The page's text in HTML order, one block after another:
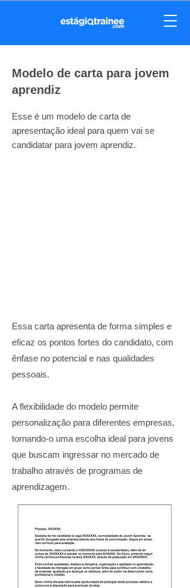
Modelo de carta para jovem
aprendiz
Esse é um modelo de carta de
apresentação ideal para quem vai se
candidatar para jovem aprendiz.
Essa carta apresenta de forma simples e
eficaz os pontos fortes do candidato, com
ênfase no potencial e nas qualidades
pessoais.
A flexibilidade do modelo permite
personalização para diferentes empresas,
tornando-o uma escolha ideal para jovens
que buscam ingressar no mercado de
trabalho através de programas de
aprendizagem.